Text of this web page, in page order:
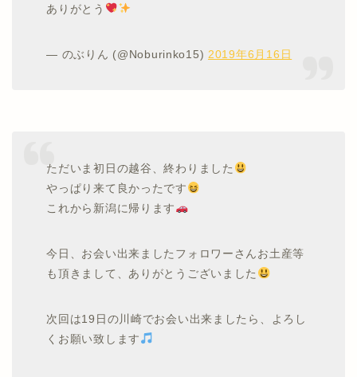
ありがとう
— のぶりん (@Noburinko15) 2019年6月16日
ただいま初日の越谷、終わりました
やっぱり来て良かったです
これから新潟に帰ります
今日、お会い出来ましたフォロワーさんお土産等
も頂きまして、ありがとうございました
次回は19日の川崎でお会い出来ましたら、よろし
くお願い致します